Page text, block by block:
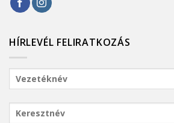
HÍRLEVÉL FELIRATKOZÁS